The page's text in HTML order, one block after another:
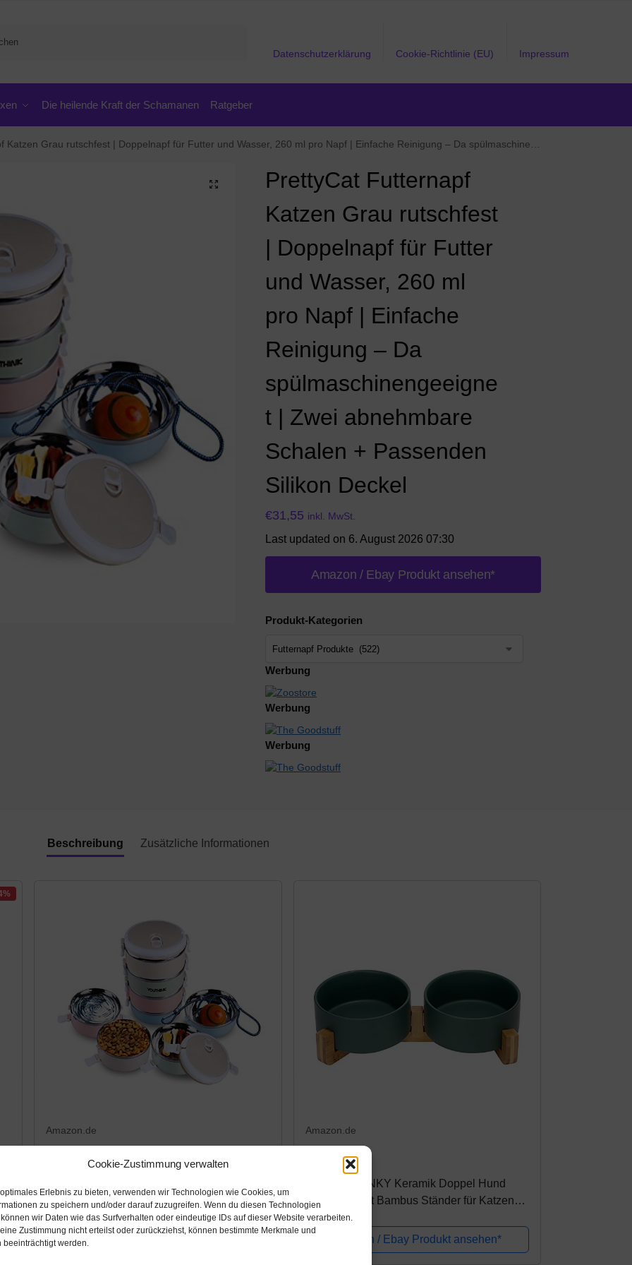
Cookie-Zustimmung verwalten
Erlebnis zu bieten, verwenden wir Technologien wie Cookies, um
zu speichern und/oder darauf zuzugreifen. Wenn du diesen Technologien
wir Daten wie das Surfverhalten oder eindeutige IDs auf dieser Website verarbeiten.
Zustimmung nicht erteilst oder zurückziehst, können bestimmte Merkmale und
beeinträchtigt werden.
Datenschutzerklärung Cookie-Richtlinie (EU) Impressum
Die heilende Kraft der Schamanen Ratgeber
rutschfest | Doppelnapf für Futter und Wasser, 260 ml pro Napf | Einfache Reinigung – Da spülmaschinengeeignet | Zwei abnehmbare Schalen + Passenden Silikon Deckel
PrettyCat Futternapf
Katzen Grau rutschfest
| Doppelnapf für Futter
und Wasser, 260 ml
pro Napf | Einfache
Reinigung – Da
spülmaschinengeeigne
t | Zwei abnehmbare
Schalen + Passenden
Silikon Deckel
€31,55 inkl. MwSt.
Last updated on 6. August 2026 07:30
Amazon / Ebay Produkt ansehen*
Produkt-Kategorien
Werbung
Werbung
Werbung
Beschreibung Zusätzliche Informationen
Amazon.de
31,55€
Edelstahl Auslaufsicher Tragbar Futternapf
Näpfe für Hunde Katze (Mix Farb)
Amazon / Ebay Produkt ansehen*
Amazon.de
39,99€
SPUNKYJUNKY Keramik Doppel Hund
Futternapf mit Bambus Ständer für Katzen
und Hunde (850ml, Grün)
Amazon / Ebay Produkt ansehen*